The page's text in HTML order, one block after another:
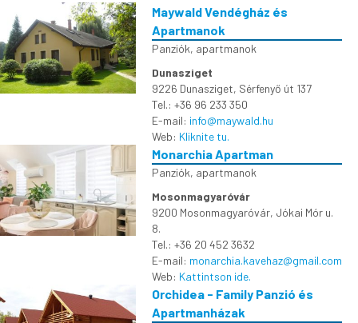
Maywald Vendégház és
Apartmanok
Panziók, apartmanok
Dunasziget
9226 Dunasziget, Sérfenyő út 137
Tel.: +36 96 233 350
E-mail: info@maywald.hu
Web: Kliknite tu.
Monarchia Apartman
Panziók, apartmanok
Mosonmagyaróvár
9200 Mosonmagyaróvár, Jókai Mór u.
8.
Tel.: +36 20 452 3632
E-mail: monarchia.kavehaz@gmail.com
Web: Kattintson ide.
Orchidea - Family Panzió és
Apartmanházak